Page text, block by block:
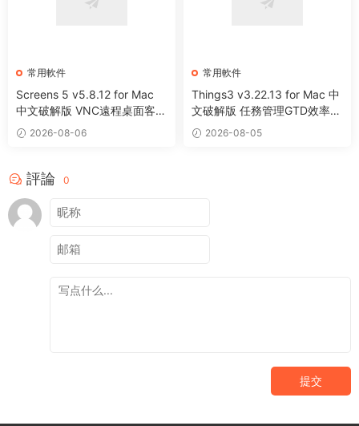
常用軟件
Screens 5 v5.8.12 for Mac
中文破解版 VNC遠程桌面客戶
端應用程序
2026-08-06
常用軟件
Things3 v3.22.13 for Mac 中
文破解版 任務管理GTD效率工
具 2026-08-05
評論 0
提交